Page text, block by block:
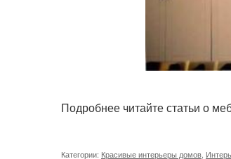
Подробнее читайте статьи о
Категории: Красивые интерьеры домов